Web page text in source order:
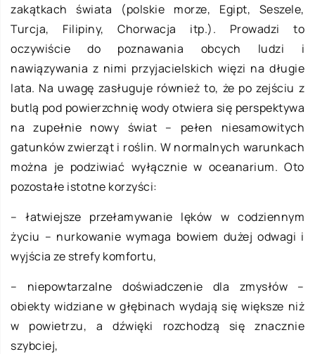
zakątkach świata (polskie morze, Egipt, Seszele,
Turcja, Filipiny, Chorwacja itp.). Prowadzi to
oczywiście do poznawania obcych ludzi i
nawiązywania z nimi przyjacielskich więzi na długie
lata. Na uwagę zasługuje również to, że po zejściu z
butlą pod powierzchnię wody otwiera się perspektywa
na zupełnie nowy świat – pełen niesamowitych
gatunków zwierząt i roślin. W normalnych warunkach
można je podziwiać wyłącznie w oceanarium. Oto
pozostałe istotne korzyści:
– łatwiejsze przełamywanie lęków w codziennym
życiu – nurkowanie wymaga bowiem dużej odwagi i
wyjścia ze strefy komfortu,
– niepowtarzalne doświadczenie dla zmysłów –
obiekty widziane w głębinach wydają się większe niż
w powietrzu, a dźwięki rozchodzą się znacznie
szybciej,